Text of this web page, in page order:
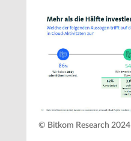
© Bitkom Research 2024